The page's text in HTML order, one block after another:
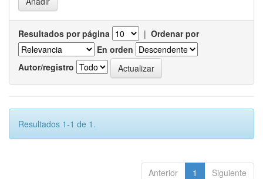
Resultados por página | Ordenar por
En orden
Autor/registro
Resultados 1-1 de 1.
Anterior 1 Siguiente